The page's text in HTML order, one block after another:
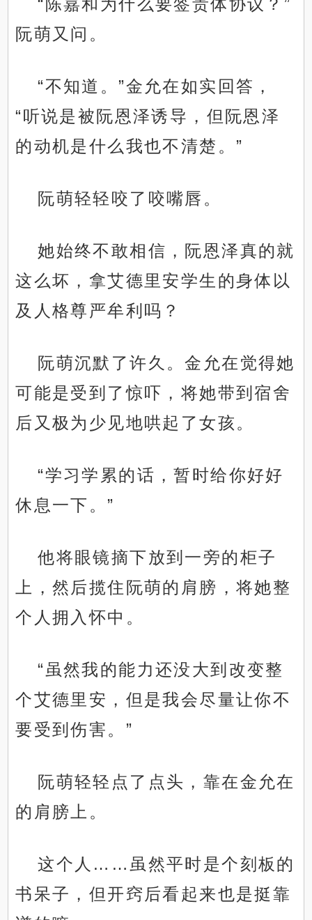
“陈嘉和为什么要签贵体协议？”
阮萌又问。
“不知道。”金允在如实回答，
“听说是被阮恩泽诱导，但阮恩泽
的动机是什么我也不清楚。”
阮萌轻轻咬了咬嘴唇。
她始终不敢相信，阮恩泽真的就
这么坏，拿艾德里安学生的身体以
及人格尊严牟利吗？
阮萌沉默了许久。金允在觉得她
可能是受到了惊吓，将她带到宿舍
后又极为少见地哄起了女孩。
“学习学累的话，暂时给你好好
休息一下。”
他将眼镜摘下放到一旁的柜子
上，然后揽住阮萌的肩膀，将她整
个人拥入怀中。
“虽然我的能力还没大到改变整
个艾德里安，但是我会尽量让你不
要受到伤害。”
阮萌轻轻点了点头，靠在金允在
的肩膀上。
这个人……虽然平时是个刻板的
书呆子，但开窍后看起来也是挺靠